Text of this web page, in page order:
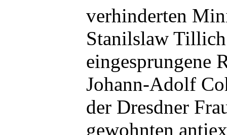
verhinderten
Stanilslaw
eingesprungene
Johann-Adolf
der Dresdner
gewohnten